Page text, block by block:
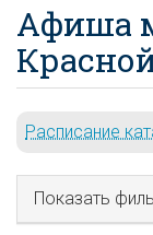
Афиша
Расписание
Показать